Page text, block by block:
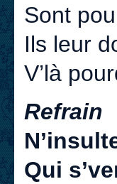
Sont
Ils leur
V’là
Refrain
Qui